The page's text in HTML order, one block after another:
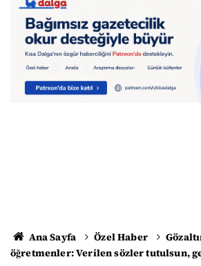
Ana Sayfa Özel Haber
öğretmenler: Verilen sözler tutulsun,